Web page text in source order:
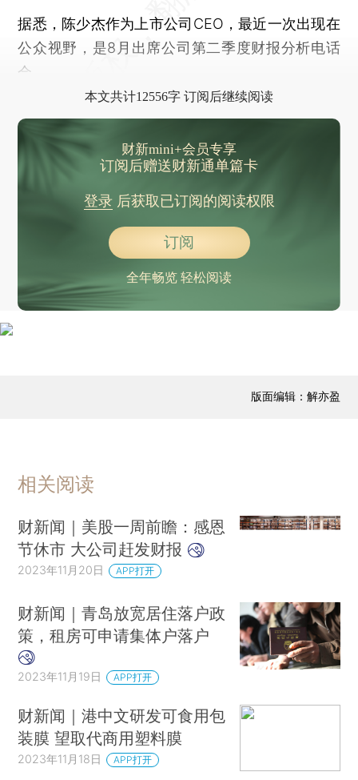
据悉，陈少杰作为上市公司CEO，最近一次出现在
公众视野，是8月出席公司第二季度财报分析电话
会。
本文共计12556字 订阅后继续阅读
财新mini+会员专享
订阅后赠送财新通单篇卡
登录后获取已订阅的阅读权限
订阅
全年畅览 轻松阅读
版面编辑：解亦盈
相关阅读
财新闻｜美股一周前瞻：感恩
节休市 大公司赶发财报
2023年11月20日 APP打开
财新闻｜青岛放宽居住落户政
策，租房可申请集体户落户
2023年11月19日 APP打开
财新闻｜港中文研发可食用包
装膜 望取代商用塑料膜
2023年11月18日 APP打开